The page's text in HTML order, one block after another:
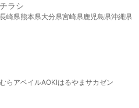
ラシ
崎県熊本県大分県宮崎県鹿児島県沖縄県
ら アベイルAOKIはるやま サカゼン